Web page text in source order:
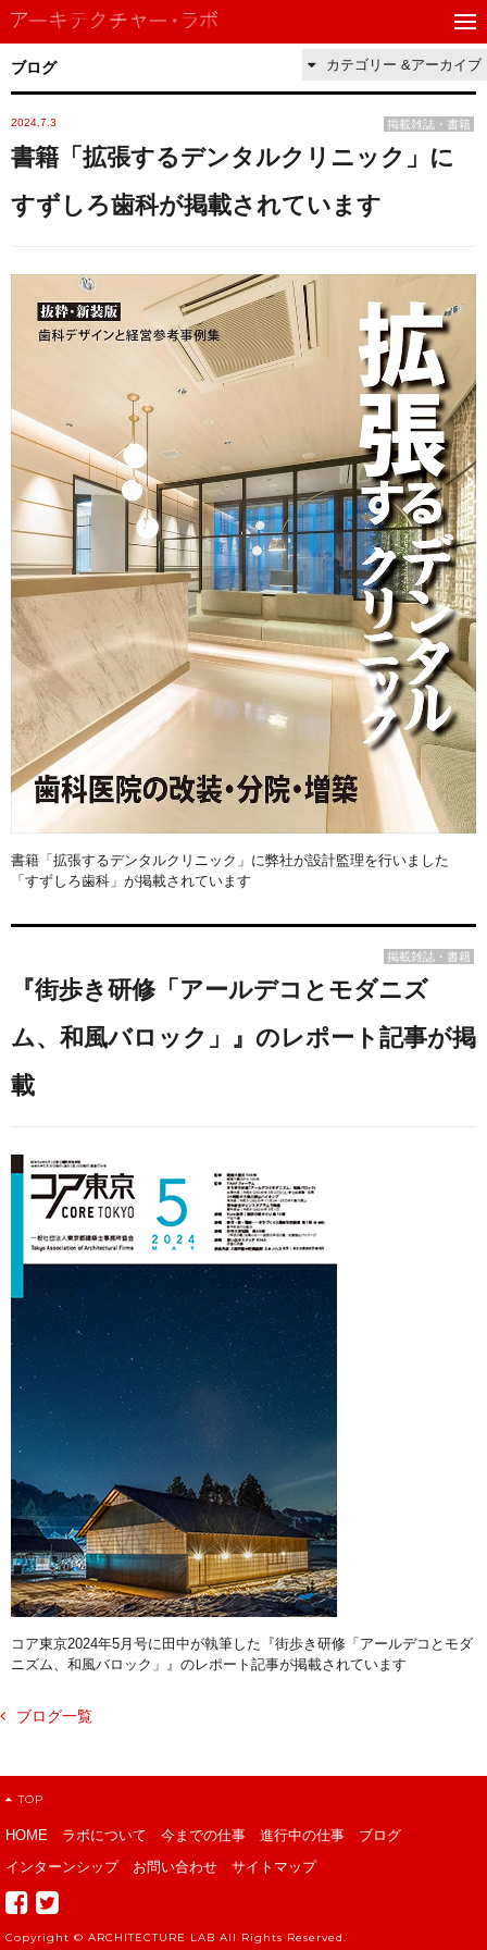
ブログ カテゴリー &アーカイブ
2024.7.3 掲載雑誌・書籍
書籍「拡張するデンタルクリニック」に
すずしろ歯科が掲載されています
書籍「拡張するデンタルクリニック」に弊社が設計監理を行いました
「すずしろ歯科」が掲載されています
掲載雑誌・書籍
『街歩き研修「アールデコとモダニズ
ム、和風バロック」』のレポート記事が掲
載
コア東京2024年5月号に田中が執筆した『街歩き研修「アールデコとモダ
ニズム、和風バロック」』のレポート記事が掲載されています
ブログ一覧
HOME ラボについて 今までの仕事 進行中の仕事
ブログ
インターンシップ
お問い合わせ サイトマップ
TOP
Copyright © ARCHITECTURE LAB All Rights Reserved.